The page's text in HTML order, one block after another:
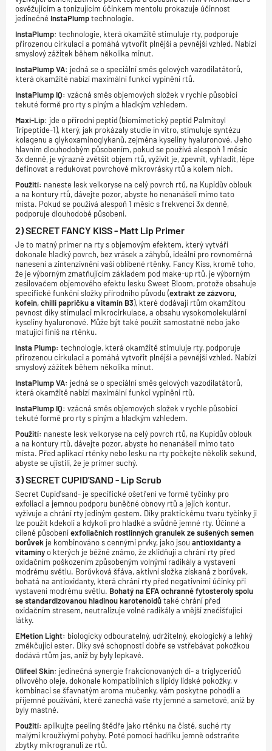
osvěžujícím a tonizujícím účinkem mentolu prokazuje účinnost
jedinečné InstaPlumptechnologie.
InstaPlump: technologie, která okamžitě stimuluje rty, podporuje
přirozenou cirkulaci a pomáhá vytvořit plnější a pevnější vzhled. Nabízí
smyslový zážitek během několika minut.
InstaPlump VA: jedná se o speciální směs gelových vazodilatátorů,
která okamžité nabízí maximální funkci vypinění rtů.
InstaPlump IQ: vzácná směs objemových složek v rychle působící
tekuté formě pro rty s plným a hladkým vzhledem.
Maxi-Lip: jde o přírodní peptid (biomimetický peptid Palmitoyl
Tripeptide-1), který, jak prokázaly studie in vitro, stimuluje syntézu
kolagenu a glykoxaminoglykanů, zejména kyseliny hyaluronové. Jeho
hlavním dlouhodobým působením, pokud se používá alespoň 1 měsíc
3x denně, je výrazně zvětšit objem rtů, vyživit je, zpevnit, vyhladit, lépe
definovat a redukovat povrchové mikrovrásky rtů a kolem nich.
Použití: naneste lesk velkoryse na celý povrch rtů, na Kupidův oblouk
a na kontury rtů, dávejte pozor, abyste ho nenanášeli mimo tato
místa. Pokud se používá alespoň 1 měsíc s frekvencí 3x denně,
podporuje dlouhodobé působení.
2) SECRET FANCY KISS - Matt Lip Primer
Je to matný primer na rty s objemovým efektem, který vytváří
dokonale hladký povrch, bez vrásek a záhybů, ideální pro rovnoměrná
nanesení a zintenzivnění vaší oblíbené rtěnky. Fancy Kiss, kromě toho,
že je výborným zmatňujícím základem pod make-up rtů, je výborným
zesilovačem objemového efektu lesku Sweet Bloom, protože obsahuje
specifické funkční složky přírodního původu (extrakt ze zázvoru,
kofein, chilli papričku a vitamín B3), které dodávají rtům okamžitou
pevnost díky stimulaci mikrocirkulace, a obsahu vysokomolekulární
kyseliny hyaluronové. Může být také použit samostatně nebo jako
matující finiš na rtěnku.
lnsta Plump: technologie, která okamžitě stimuluje rty, podporuje
přirozenou cirkulaci a pomáhá vytvořit plnější a pevnější vzhled. Nabízí
smyslový zážitek během několika minut.
InstaPlump VA: jedná se o speciální směs gelových vazodilatátorů,
která okamžitě nabízí maximální funkci vypinění rtů.
InstaPlump IQ: vzácná směs objemových složek v rychle působící
tekuté formě pro rty s piným a hladkým vzhledem.
Použití: naneste lesk velkoryse na celý povrch rtů, na Kupidův oblouk
a na kontury rtů, dávejte pozor, abyste ho nenanášeli mimo tato
místa. Před aplikací rtěnky nebo lesku na rty počkejte několik sekund,
abyste se ujistili, že je primer suchý.
3) SECRET CUPID'SAND - Lip Scrub
Secret Cupid'sand- je specifické ošetření ve formě tyčinky pro
exfoliaci a jemnou podporu buněčné obnovy rtů a jejich kontur,
vyživuje a chrání rty jediným gestem. Díky praktickému tvaru tyčinky ji
lze použít kdekoli a kdykoli pro hladké a svůdně jemné rty. Účinné a
cílené působeníexfoliačních rostlinných granulek ze sušených semen
borůvek je kombinováno s cennými prvky, jako jsou antioxidanty a
vitamínyo kterých je běžně známo, že zklidňují a chrání rty před
oxidačním poškozením způsobeným volnými radikály a vystavení
modrému světlu. Borůvková šfáva, aktivní složka získaná z borůvek,
bohatá na antioxidanty, která chrání rty před negativními účinky při
vystavení modrému světlu. Bohatý na EFA ochranné fytosteroly spolu
se standardizovanou hladinou karotenoidůtaké chrání před
oxidačním stresem, neutralizuje volné radikály a vnější znečišťující
látky.
EMetion Light: biologicky odbouratelný, udržitelný, ekologický a lehký
změkčující ester. Díky své schopnosti dobře se vstřebávat pokožkou
dodává rtům jas, aniž by byly lepkavé.
Olifeel Skin: jedinečná synergie frakcionovaných di- a triglyceridů
olivového oleje, dokonale kompatibilních s lipidy lidské pokožky, v
kombinaci se šfavnatým aroma mučenky, vám poskytne pohodlí a
příjemné používání, které zanechá vaše rty jemné a sametové, aniž by
byly mastné.
Použití: aplikujte peeling štědře jako rtěnku na čisté, suché rty
malými krouživými pohyby. Poté pomocí hadříku jemně odstraňte
zbytky mikrogranulí ze rtů.